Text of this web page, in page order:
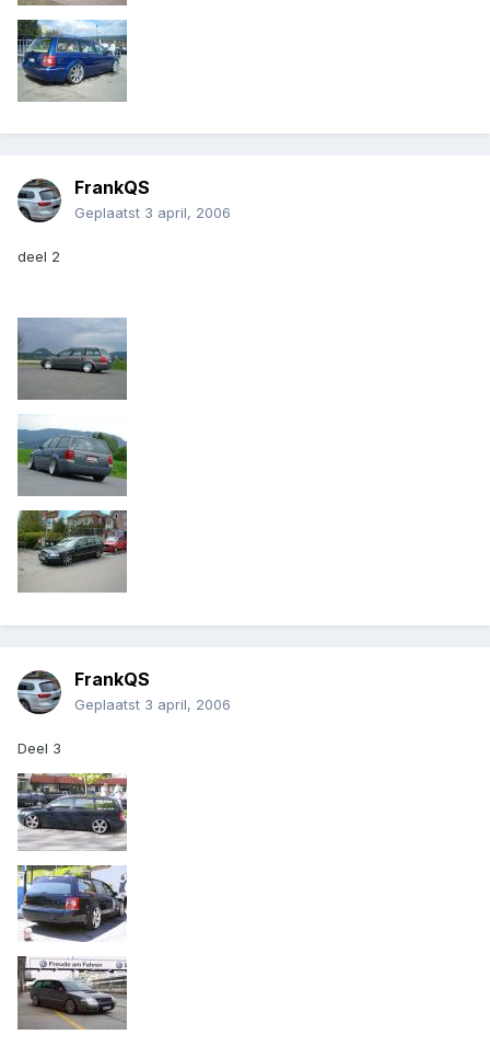
FrankQS
Geplaatst 3 april, 2006
deel 2
FrankQS
Geplaatst 3 april, 2006
Deel 3